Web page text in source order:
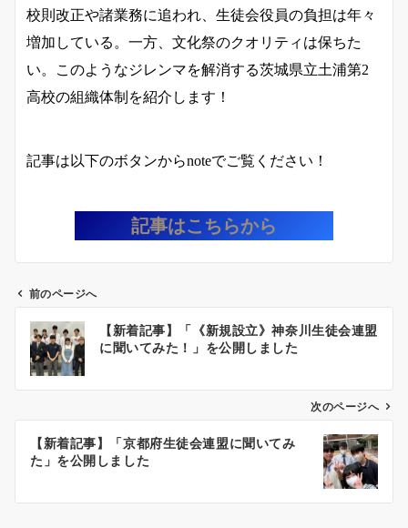
校則改正や諸業務に追われ、生徒会役員の負担は年々
増加している。一方、文化祭のクオリティは保ちた
い。このようなジレンマを解消する茨城県立土浦第2
高校の組織体制を紹介します！
記事は以下のボタンからnoteでご覧ください！
記事はこちらから
ン
前のページへ
【新着記事】「《新規設立》神奈川生徒会連盟
に聞いてみた！」を公開しました
次のページへ
【新着記事】「京都府生徒会連盟に聞いてみ
た」を公開しました